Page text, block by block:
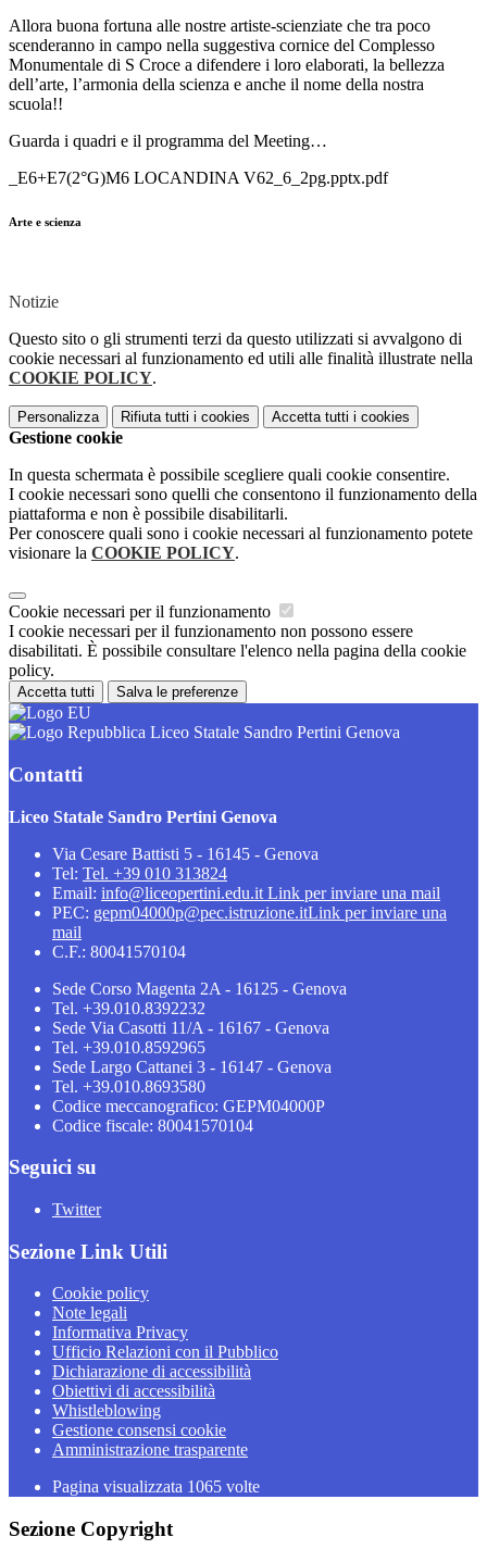
Allora buona fortuna alle nostre artiste-scienziate che tra poco
scenderanno in campo nella suggestiva cornice del Complesso
Monumentale di S Croce a difendere i loro elaborati, la bellezza
dell’arte, l’armonia della scienza e anche il nome della nostra
scuola!!
Guarda i quadri e il programma del Meeting…
_E6+E7(2°G)M6 LOCANDINA V62_6_2pg.pptx.pdf
Arte e scienza
Notizie
Questo sito o gli strumenti terzi da questo utilizzati si avvalgono di
cookie necessari al funzionamento ed utili alle finalità illustrate nella
COOKIE POLICY.
Personalizza Rifiuta tutti i cookies Accetta tutti i cookies
Gestione cookie
In questa schermata è possibile scegliere quali cookie consentire.
I cookie necessari sono quelli che consentono il funzionamento della
piattaforma e non è possibile disabilitarli.
Per conoscere quali sono i cookie necessari al funzionamento potete
visionare la COOKIE POLICY.
Cookie necessari per il funzionamento
I cookie necessari per il funzionamento non possono essere
disabilitati. È possibile consultare l'elenco nella pagina della cookie
policy.
Accetta tutti Salva le preferenze
Liceo Statale Sandro Pertini Genova
Contatti
Liceo Statale Sandro Pertini Genova
Via Cesare Battisti 5 - 16145 - Genova
Tel: Tel. +39 010 313824
Email: info@liceopertini.edu.it Link per inviare una mail
PEC: gepm04000p@pec.istruzione.itLink per inviare una
mail
C.F.: 80041570104
Sede Corso Magenta 2A - 16125 - Genova
Tel. +39.010.8392232
Sede Via Casotti 11/A - 16167 - Genova
Tel. +39.010.8592965
Sede Largo Cattanei 3 - 16147 - Genova
Tel. +39.010.8693580
Codice meccanografico: GEPM04000P
Codice fiscale: 80041570104
Seguici su
Twitter
Sezione Link Utili
Cookie policy
Note legali
Informativa Privacy
Ufficio Relazioni con il Pubblico
Dichiarazione di accessibilità
Obiettivi di accessibilità
Whistleblowing
Gestione consensi cookie
Amministrazione trasparente
Pagina visualizzata 1065 volte
Sezione Copyright